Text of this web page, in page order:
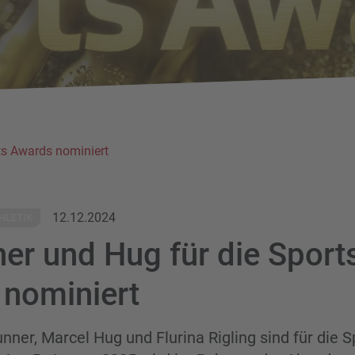
Awards nominiert
12.12.2024
und Hug für die
Marcel Hug und Flurina Rigling sind für die